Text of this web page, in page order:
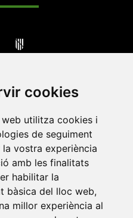
cookies
utilitza cookies i
de seguiment
vostra experiència
amb les finalitats
habilitar la
bàsica del lloc web,
millor experiència al
• Universitat d'Alacant
Autònoma de
Barcelona •
Universitat de Girona•
•Universitat